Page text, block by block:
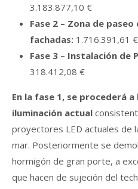
3.183.877,10 €
Fase 2 – Zona de
fachadas: 1.716.391,61 €
Fase 3 – Instalación
318.412,08 €
En la fase 1, se procederá
iluminación actual
proyectores LED actuales de
mar. Posteriormente se
hormigón de gran porte, a
que hacen de sujeción del